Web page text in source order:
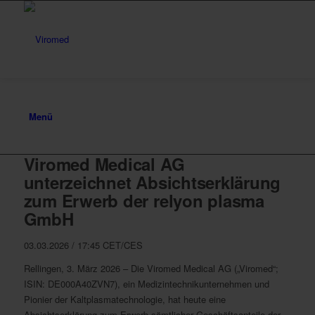
Menü
Viromed Medical AG
unterzeichnet Absichtserklärung
zum Erwerb der relyon plasma
GmbH
03.03.2026 / 17:45 CET/CES
Rellingen, 3. März 2026 – Die Viromed Medical AG („Viromed“;
ISIN: DE000A40ZVN7), ein Medizintechnikunternehmen und
Pionier der Kaltplasmatechnologie, hat heute eine